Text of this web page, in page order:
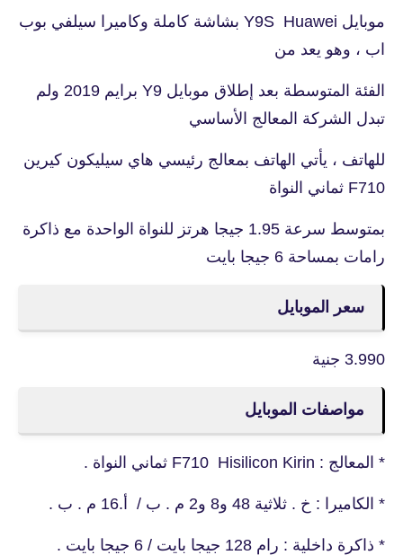
موبايل
Y9S Huawei بشاشة كاملة وكاميرا سيلفي بوب
اب ، وهو يعد من
الفئة المتوسطة بعد إطلاق موبايل Y9 برايم 2019 ولم
تبدل الشركة المعالج الأساسي
للهاتف ، يأتي الهاتف بمعالج رئيسي هاي سيليكون كيرين
F710 ثماني النواة
بمتوسط سرعة 1.95 جيجا هرتز للنواة الواحدة مع ذاكرة
رامات بمساحة 6 جيجا بايت
سعر الموبايل
3.990 جنية
مواصفات الموبايل
* المعالج : F710 Hisilicon Kirin ثماني النواة .
* الكاميرا : خ . ثلاثية 48 و8 و2 م . ب / أ.16 م . ب .
* ذاكرة داخلية : رام 128 جيجا بايت / 6 جيجا بايت .